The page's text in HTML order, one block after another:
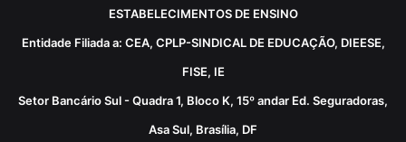
ESTABELECIMENTOS DE ENSINO
Entidade Filiada a: CEA, CPLP-SINDICAL DE EDUCAÇÃO, DIEESE,
FISE, IE
Setor Bancário Sul - Quadra 1, Bloco K, 15º andar Ed. Seguradoras,
Asa Sul, Brasília, DF